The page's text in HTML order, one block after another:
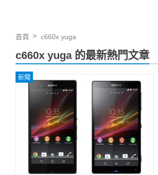
首頁 c660x yuga
c660x yuga 的最新熱門文章
新聞